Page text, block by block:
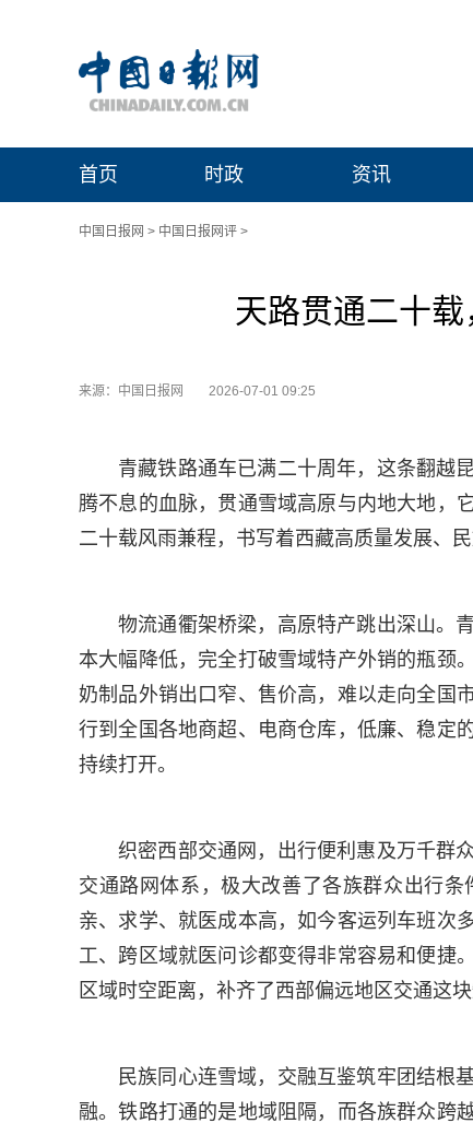
首页 时政 资讯
中国日报网 > 中国日报网评 >
天路贯通二十
来源：中国日报网 2026-07-01 09:25
青藏铁路通车已满二十周年，这条翻越
腾不息的血脉，贯通雪域高原与内地大地，
二十载风雨兼程，书写着西藏高质量发展、
物流通衢架桥梁，高原特产跳出深山。
本大幅降低，完全打破雪域特产外销的瓶颈
奶制品外销出口窄、售价高，难以走向全国
行到全国各地商超、电商仓库，低廉、稳定
持续打开。
织密西部交通网，出行便利惠及万千群
交通路网体系，极大改善了各族群众出行
亲、求学、就医成本高，如今客运列车班次
工、跨区域就医问诊都变得非常容易和便捷
区域时空距离，补齐了西部偏远地区交通这
民族同心连雪域，交融互鉴筑牢团结根
融。铁路打通的是地域阻隔，而各族群众跨